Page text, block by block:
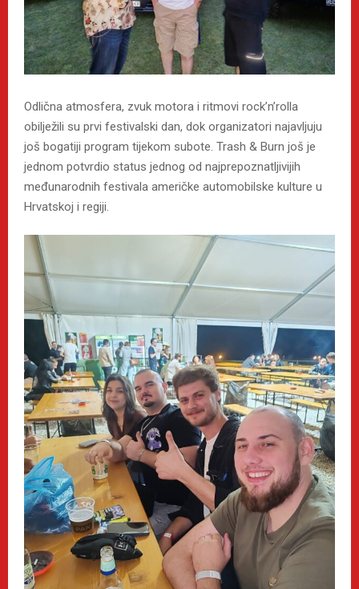
Odlična atmosfera, zvuk motora i ritmovi rock’n’rolla
obilježili su prvi festivalski dan, dok organizatori najavljuju
još bogatiji program tijekom subote. Trash & Burn još je
jednom potvrdio status jednog od najprepoznatljivijih
međunarodnih festivala američke automobilske kulture u
Hrvatskoj i regiji.